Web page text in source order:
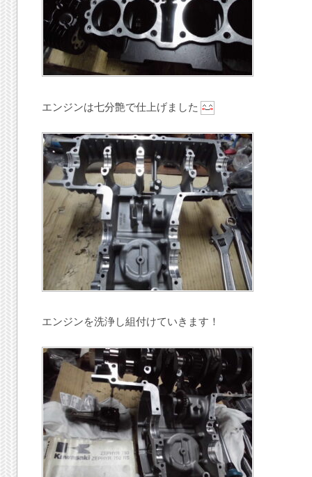
エンジンは七分艶で仕上げました
エンジンを洗浄し組付けていきます！